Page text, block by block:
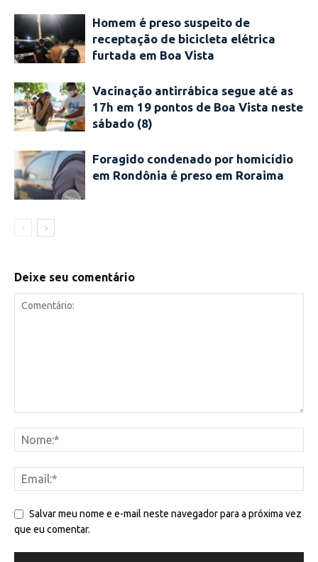
Homem é preso suspeito de
receptação de bicicleta elétrica
furtada em Boa Vista
Vacinação antirrábica segue até as
17h em 19 pontos de Boa Vista neste
sábado (8)
Foragido condenado por homicídio
em Rondônia é preso em Roraima
Deixe seu comentário
Salvar meu nome e e-mail neste navegador para a próxima vez
que eu comentar.